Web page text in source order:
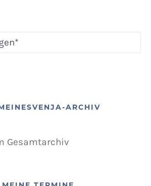
ARCHIV
Gesamtarchiv